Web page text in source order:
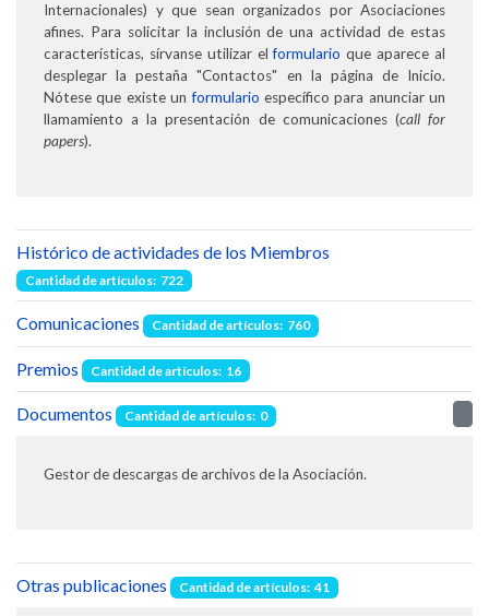
Internacionales) y que sean organizados por Asociaciones
afines. Para solicitar la inclusión de una actividad de estas
características, sírvanse utilizar el formulario que aparece al
desplegar la pestaña "Contactos" en la página de Inicio.
Nótese que existe unformulario específico para anunciar un
llamamiento a la presentación de comunicaciones (call for
papers).
Histórico de actividades de los Miembros
Cantidad de artículos: 722
Comunicaciones Cantidad de artículos: 760
Premios Cantidad de artículos: 16
Documentos Cantidad de artículos: 0
Gestor de descargas de archivos de la Asociación.
Otras publicaciones Cantidad de artículos: 41